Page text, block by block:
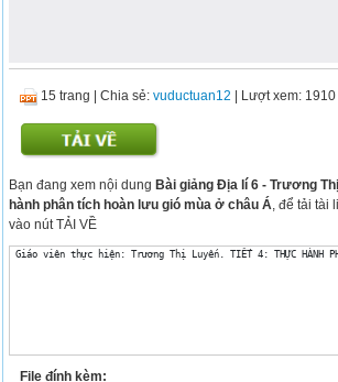
15 trang |Chia sẻ:vuductuan12 | Lượt xem: 1910
Bạn đang xem nội dungBài giảng Địa lí 6 - Trương
hành phân tích hoàn lưu gió mùa ở châu Á , để tải
vào nút TẢI VỀ
Giáo viên thực hiện: Trương Thị Luyến. TIẾT 4: THỰC
File đính kèm: